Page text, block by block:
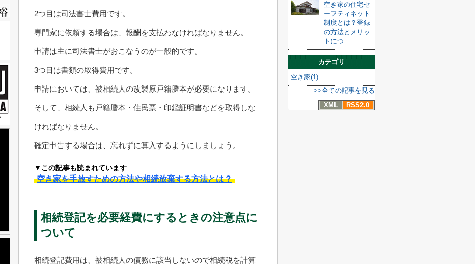
2つ目は司法書士費用です。
専門家に依頼する場合は、報酬を支払わなければなりません。
申請は主に司法書士がおこなうのが一般的です。
3つ目は書類の取得費用です。
申請においては、被相続人の改製原戸籍謄本が必要になります。
そして、相続人も戸籍謄本・住民票・印鑑証明書などを取得しな
ければなりません。
確定申告する場合は、忘れずに算入するようにしましょう。
▼この記事も読まれています
空き家を手放すための方法や相続放棄する方法とは？
相続登記を必要経費にするときの注意点に
ついて
相続登記費用は、被相続人の債務に該当しないので相続税を計算
空き家の住宅セ
ーフティネット
制度とは？登録
の方法とメリッ
トにつ...
カテゴリ
空き家(1)
>>全ての記事を見る
XML
RSS2.0